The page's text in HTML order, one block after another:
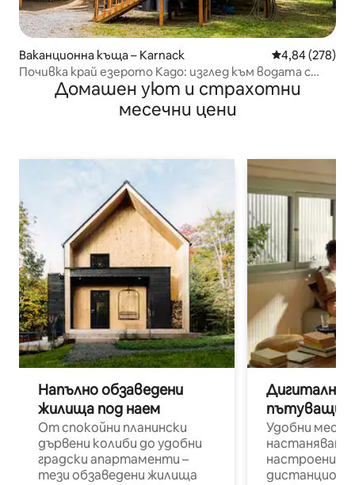
Ваканционна къща – Karnack Средна
4,84 (278)
Почивка край езерото Кадо: изглед към водата с
лодка/каяци
Домашен уют и страхотни
месечни цени
Напълно обзаведени
жилища под наем
От спокойни планински
дървени колиби до удобни
градски апартаменти –
тези обзаведени жилища
Дигитални
пътуващи
Удобни
настаняване
настроени и